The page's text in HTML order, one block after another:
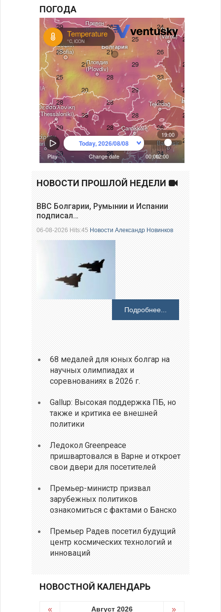
ПОГОДА
НОВОСТИ ПРОШЛОЙ НЕДЕЛИ
ВВС Болгарии, Румынии и Испании
подписал…
06-08-2026 Hits:45Новости Александр Новинков
Подробнее...
68 медалей для юных болгар на
научных олимпиадах и
соревнованиях в 2026 г.
Gallup: Высокая поддержка ПБ, но
также и критика ее внешней
политики
Ледокол Greenpeace
пришвартовался в Варне и откроет
свои двери для посетителей
Премьер-министр призвал
зарубежных политиков
ознакомиться с фактами о Банско
Премьер Радев посетил будущий
центр космических технологий и
инноваций
НОВОСТНОЙ КАЛЕНДАРЬ
« Август 2026 »